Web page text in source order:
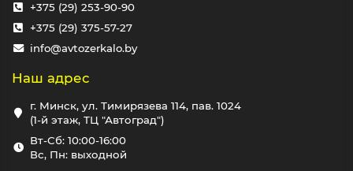
+375 (29) 253-90-90
+375 (29) 375-57-27
info@avtozerkalo.by
Наш адрес
г. Минск, ул. Тимирязева 114, пав. 1024
(1-й этаж, ТЦ "Автоград")
Вт-Сб: 10:00-16:00
Вс, Пн: выходной